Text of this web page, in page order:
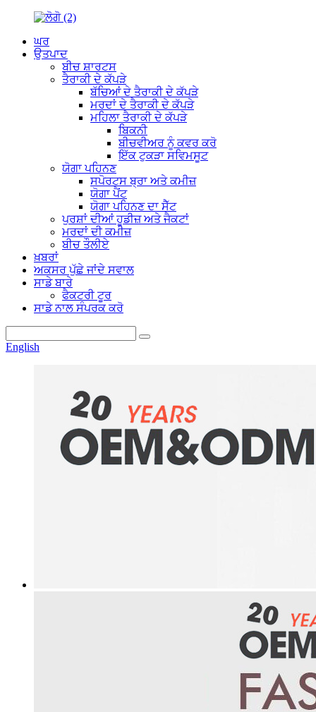
ਘਰ
ਉਤਪਾਦ
ਬੀਚ ਸ਼ਾਰਟਸ
ਤੈਰਾਕੀ ਦੇ ਕੱਪੜੇ
ਬੱਚਿਆਂ ਦੇ ਤੈਰਾਕੀ ਦੇ ਕੱਪੜੇ
ਮਰਦਾਂ ਦੇ ਤੈਰਾਕੀ ਦੇ ਕੱਪੜੇ
ਮਹਿਲਾ ਤੈਰਾਕੀ ਦੇ ਕੱਪੜੇ
ਬਿਕਨੀ
ਬੀਚਵੀਅਰ ਨੂੰ ਕਵਰ ਕਰੋ
ਇੱਕ ਟੁਕੜਾ ਸਵਿਮਸੂਟ
ਯੋਗਾ ਪਹਿਨਣ
ਸਪੋਰਟਸ ਬ੍ਰਾ ਅਤੇ ਕਮੀਜ਼
ਯੋਗਾ ਪੈਂਟ
ਯੋਗਾ ਪਹਿਨਣ ਦਾ ਸੈੱਟ
ਪੁਰਸ਼ਾਂ ਦੀਆਂ ਹੂਡੀਜ਼ ਅਤੇ ਜੈਕਟਾਂ
ਮਰਦਾਂ ਦੀ ਕਮੀਜ਼
ਬੀਚ ਤੌਲੀਏ
ਖ਼ਬਰਾਂ
ਅਕਸਰ ਪੁੱਛੇ ਜਾਂਦੇ ਸਵਾਲ
ਸਾਡੇ ਬਾਰੇ
ਫੈਕਟਰੀ ਟੂਰ
ਸਾਡੇ ਨਾਲ ਸੰਪਰਕ ਕਰੋ
English